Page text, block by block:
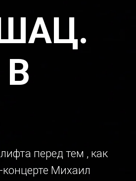
перед тем , как
Михаил